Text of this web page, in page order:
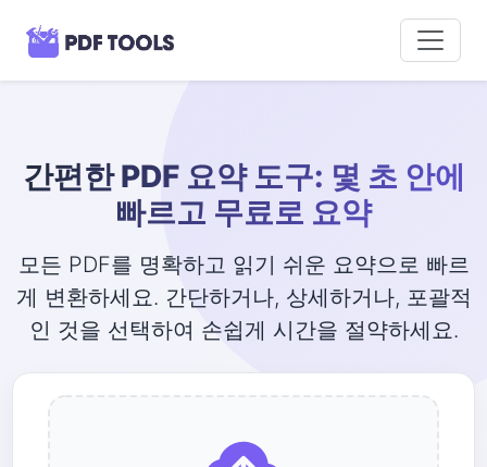
간편한 PDF 요약 도구: 몇 초 안에
빠르고 무료로 요약
모든 PDF를 명확하고 읽기 쉬운 요약으로 빠르
게 변환하세요. 간단하거나, 상세하거나, 포괄적
인 것을 선택하여 손쉽게 시간을 절약하세요.